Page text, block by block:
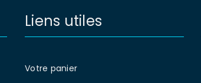
Liens utiles
Votre panier